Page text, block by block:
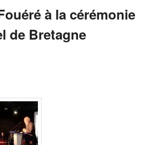
à la cérémonie
de Bretagne